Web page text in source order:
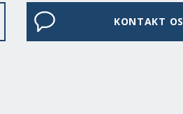
KONTAKT OS